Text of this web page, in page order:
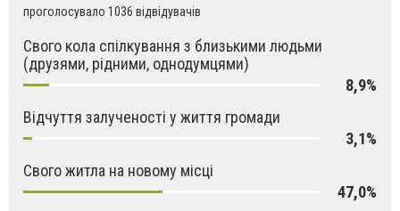
проголосувало 1036 відвідувачів
Свого кола спілкування з близькими людьми
(друзями, рідними, однодумцями)
8,9%
Відчуття залученості у життя громади
3,1%
Свого житла на новому місці
47,0%